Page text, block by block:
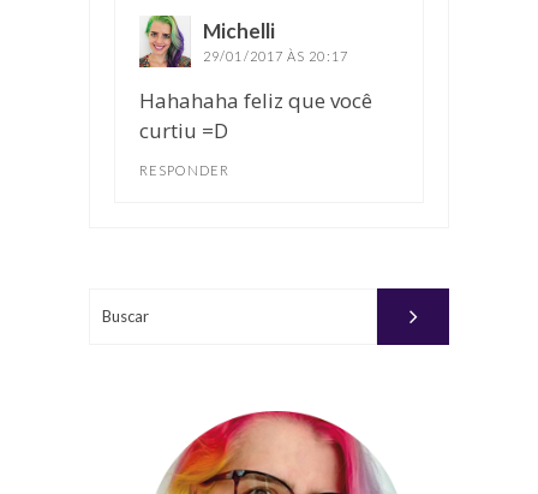
Michelli
29/01/2017 ÀS 20:17
Hahahaha feliz que você
curtiu =D
RESPONDER